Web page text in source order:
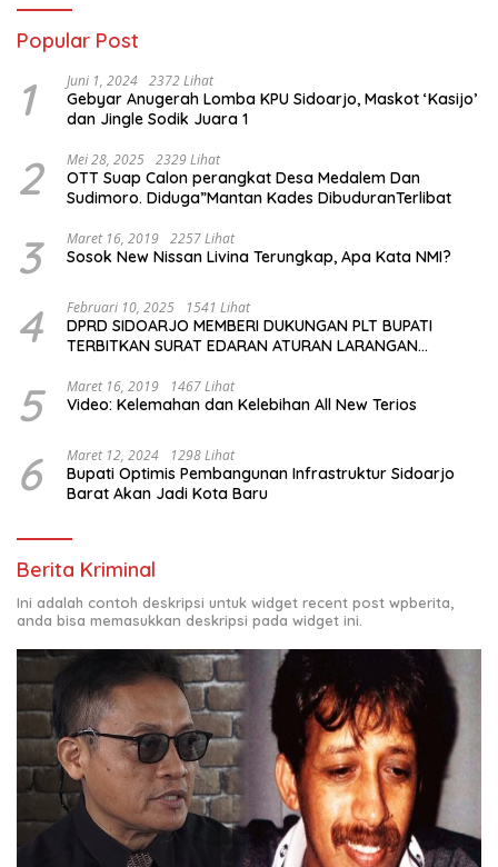
Popular Post
1 Juni 1, 2024 2372 Lihat
Gebyar Anugerah Lomba KPU Sidoarjo, Maskot ‘Kasijo’
dan Jingle Sodik Juara 1
2 Mei 28, 2025 2329 Lihat
OTT Suap Calon perangkat Desa Medalem Dan
Sudimoro. Diduga”Mantan Kades DibuduranTerlibat
3 Maret 16, 2019 2257 Lihat
Sosok New Nissan Livina Terungkap, Apa Kata NMI?
4 Februari 10, 2025 1541 Lihat
DPRD SIDOARJO MEMBERI DUKUNGAN PLT BUPATI
TERBITKAN SURAT EDARAN ATURAN LARANGAN
KELUAR KOTA
5 Maret 16, 2019 1467 Lihat
Video: Kelemahan dan Kelebihan All New Terios
6 Maret 12, 2024 1298 Lihat
Bupati Optimis Pembangunan Infrastruktur Sidoarjo
Barat Akan Jadi Kota Baru
Berita Kriminal
Ini adalah contoh deskripsi untuk widget recent post wpberita,
anda bisa memasukkan deskripsi pada widget ini.